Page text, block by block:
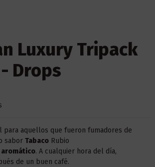
Luxury Tripack
Drops
para aquellos que fueron fumadores de
sabor TabacoRubio
aromático. A cualquier hora del día,
de un buen café.